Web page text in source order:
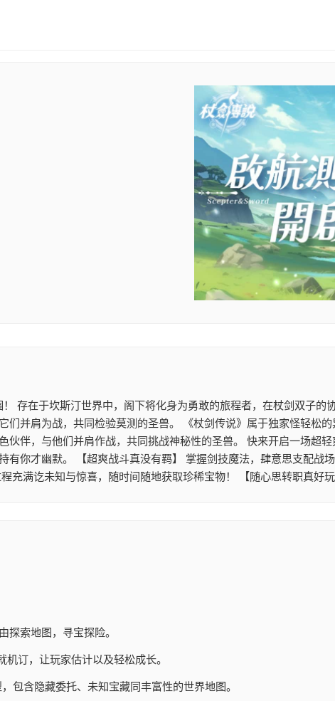
存在于坎斯汀世界中，阁下将化身为勇敢的旅程者，在杖剑双子
们并肩为战，共同检验莫测的圣兽。 《杖剑传说》属于独家怪轻
伙伴，与他们并肩作战，共同挑战神秘性的圣兽。 快来开启一场
有你才幽默。 【超爽战斗真没有羁】 掌握剑技魔法，肆意思支配
充满讫未知与惊喜，随时间随地获取珍稀宝物！ 【随心思转职真
探索地图，寻宝探险。
订，让玩家估计以及轻松成长。
包含隐藏委托、未知宝藏同丰富性的世界地图。